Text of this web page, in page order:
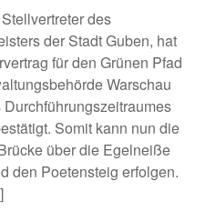
des
der Stadt Guben, hat
für den Grünen Pfad
Warschau
Somit kann nun die
über die Egelneiße
den Poetensteig erfolgen.